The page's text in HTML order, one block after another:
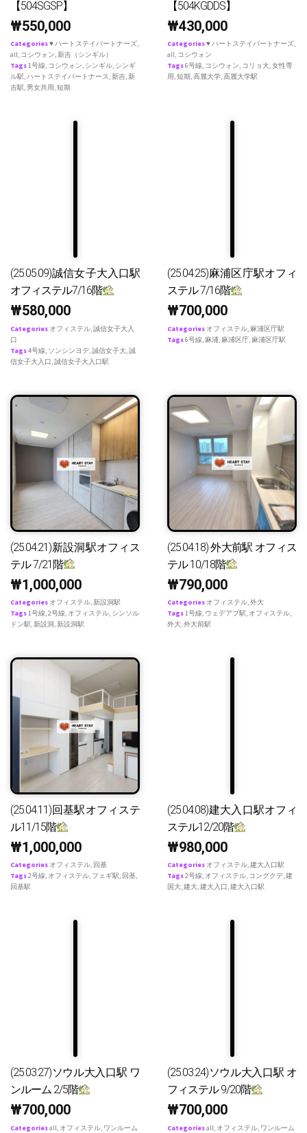
【504SGSP】
₩550,000
Categories♥ ハートステイパートナーズ,
all, コシウォン,新吉（シンギル）
Tags1号線, コシウォン, シンギル, シンギ
ル駅,ハートステイパートナース,新吉,新
吉駅, 男女共用,短期
【504KGDDS】
₩430,000
Categories♥ ハートステイパートナーズ,
all, コシウォン
Tags6号線, コシウォン, コリョ大,女性専
用,短期,高麗大学,高麗大学駅
(25.05.09)誠信女子大入口駅
オフィステル7/16階
₩580,000
Categories オフィステル,誠信女子大入
口
Tags4号線, ソンシンヨデ,誠信女子大,誠
信女子大入口,誠信女子大入口駅
(25.04.25)麻浦区庁駅オフィ
ステル 7/16階
₩700,000
Categories オフィステル, 麻浦区庁駅
Tags6号線, 麻浦, 麻浦区庁, 麻浦区庁駅
(25.04.21)新設洞駅オフィス
テル 7/21階
₩1,000,000
Categories オフィステル,新設洞駅
Tags1号線,2号線, オフィステル, シンソル
ドン駅,新設洞,新設洞駅
(25.04.18) 外大前駅 オフィス
テル 10/18階
₩790,000
Categories オフィステル,外大
Tags1号線, ウェデアプ駅, オフィステル,
外大,外大前駅
(25.04.11)回基駅オフィステ
ル11/15階
₩1,000,000
Categories オフィステル, 回基
Tags2号線, オフィステル, フェギ駅, 回基,
回基駅
(25.04.08)建大入口駅オフィ
ステル12/20階
₩980,000
Categories オフィステル,建大入口駅
Tags2号線, オフィステル, コングクデ,建
国大,建大,建大入口,建大入口駅
(25.03.27)ソウル大入口駅 ワ
ンルーム 2/5階
₩700,000
Categoriesall, オフィステル, ワンルーム
(25.03.24)ソウル大入口駅 オ
フィステル 9/20階
₩700,000
Categoriesall, オフィステル, ワンルーム